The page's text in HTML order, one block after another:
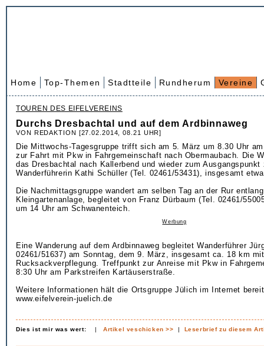
Home Top-Themen Stadtteile Rundherum Vereine
TOUREN DES EIFELVEREINS
Durchs Dresbachtal und auf dem Ardbinnaweg
VON REDAKTION [27.02.2014, 08.21 UHR]
Die Mittwochs-Tagesgruppe trifft sich am 5. März um 8.30 Uhr
zur Fahrt mit Pkw in Fahrgemeinschaft nach Obermaubach. Die
das Dresbachtal nach Kallerbend und wieder zum
Wanderführerin Kathi Schüller (Tel. 02461/53431), insgesamt
Die Nachmittagsgruppe wandert am selben Tag an der Rur
Kleingartenanlage, begleitet von Franz Dürbaum (Tel. 02461/
um 14 Uhr am Schwanenteich.
Werbung
Eine Wanderung auf dem Ardbinnaweg begleitet Wanderführer
02461/51637) am Sonntag, dem 9. März, insgesamt ca. 18 km mit
Rucksackverpflegung. Treffpunkt zur Anreise mit Pkw in
8:30 Uhr am Parkstreifen Kartäuserstraße.
Weitere Informationen hält die Ortsgruppe Jülich im Internet
www.eifelverein-juelich.de
Dies ist mir was wert: |Artikel veschicken >> | Leserbrief zu diesem